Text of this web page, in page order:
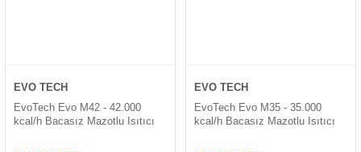
EVO TECH
EvoTech Evo M42 - 42.000
kcal/h Bacasız Mazotlu Isıtıcı
EVO TECH
EvoTech Evo M35 - 35.000
kcal/h Bacasız Mazotlu Isıtıcı